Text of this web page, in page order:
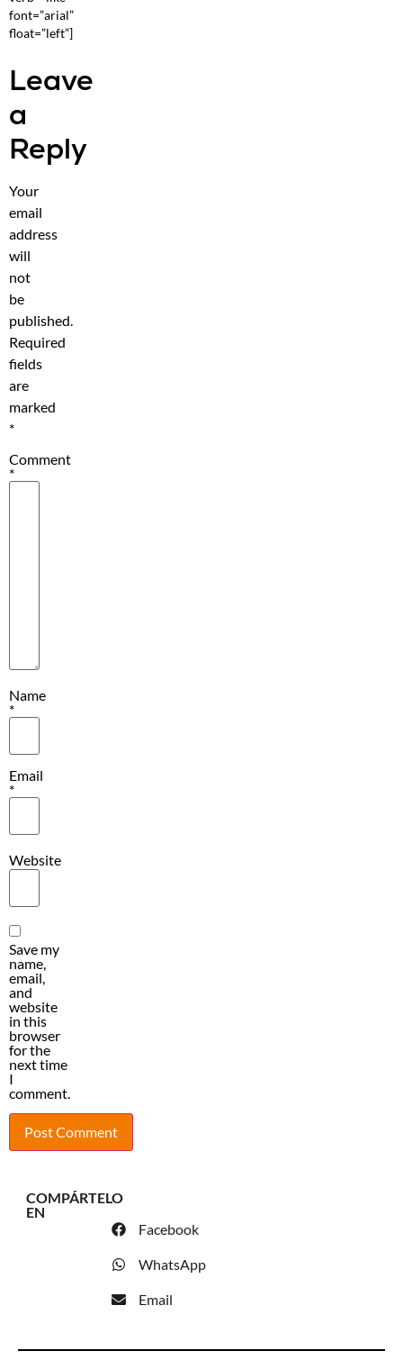
font=”arial”
float=”left”]
Leave
a
Reply
Your
email
address
will
not
be
published.
Required
fields
are
marked
*
Comment
*
Name
*
Email
*
Website
Save my
name,
email,
and
website
in this
browser
for the
next time
I
comment.
COMPÁRTELO
EN
Facebook
WhatsApp
Email